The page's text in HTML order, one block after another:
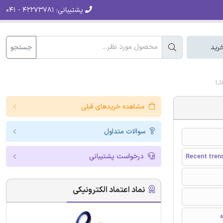
پشتیبانی:
جستجو
Recent
مشاهده خریدهای قبلی
سوالات متداول
درخواست پشتیبانی
نماد اعتماد الکترونیکی